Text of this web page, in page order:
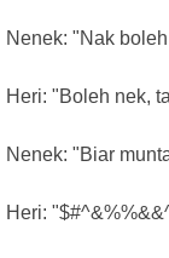
Nenek: "Nak
Heri: "Boleh nek,
Nenek: "Biar
Heri: